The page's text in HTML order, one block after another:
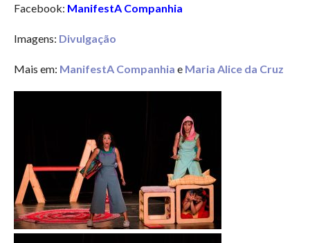
Facebook: ManifestA Companhia
Imagens: Divulgação
Mais em: ManifestA Companhia e Maria Alice da Cruz